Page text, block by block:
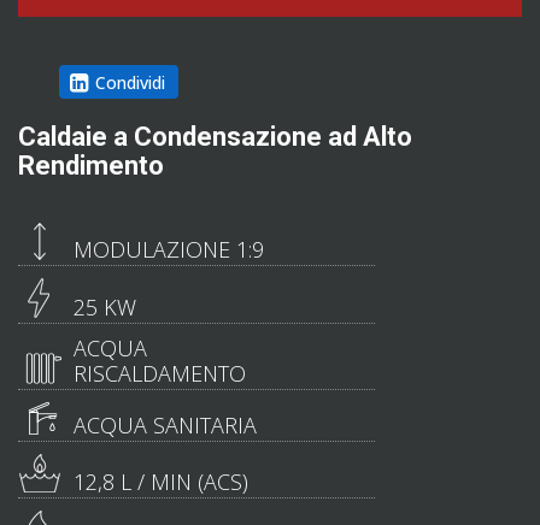
Condividi
Caldaie a Condensazione ad Alto
Rendimento
MODULAZIONE 1:9
25 KW
ACQUA
RISCALDAMENTO
ACQUA SANITARIA
12,8 L / MIN (ACS)